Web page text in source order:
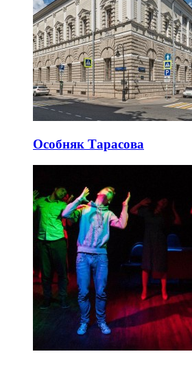
Особняк Тарасова